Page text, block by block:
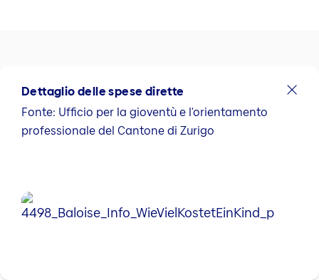
Dettaglio delle spese dirette
Fonte: Ufficio per la gioventù e l'orientamento
professionale del Cantone di Zurigo